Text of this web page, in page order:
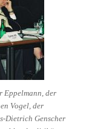
Eppelmann, der
Vogel, der
Dietrich Genscher